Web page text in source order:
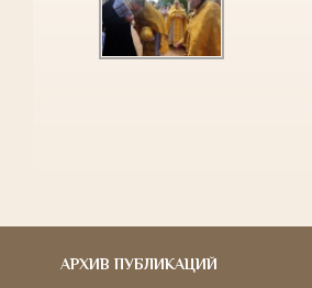
АРХИВ ПУБЛИКАЦИЙ